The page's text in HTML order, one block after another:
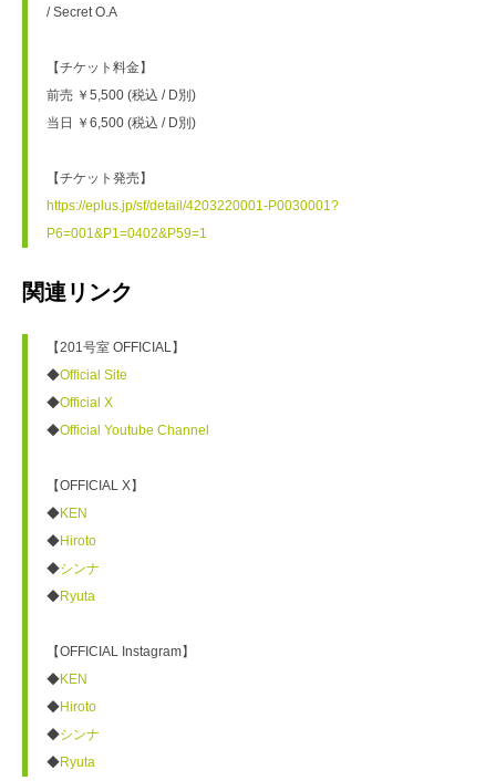
/ Secret O.A
【チケット料金】
前売 ￥5,500 (税込 / D別)
当日 ￥6,500 (税込 / D別)
【チケット発売】
https://eplus.jp/sf/detail/4203220001-P0030001?
P6=001&P1=0402&P59=1
関連リンク
【201号室 OFFICIAL】
◆Official Site
◆Official X
◆Official Youtube Channel
【OFFICIAL X】
◆KEN
◆Hiroto
◆シンナ
◆Ryuta
【OFFICIAL Instagram】
◆KEN
◆Hiroto
◆シンナ
◆Ryuta